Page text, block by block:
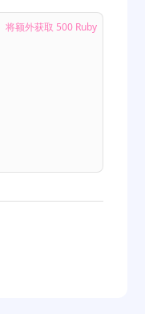
将额外获取 500 Ruby